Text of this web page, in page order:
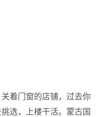
着门窗的店铺，过去你
选，上楼干活。蒙古国